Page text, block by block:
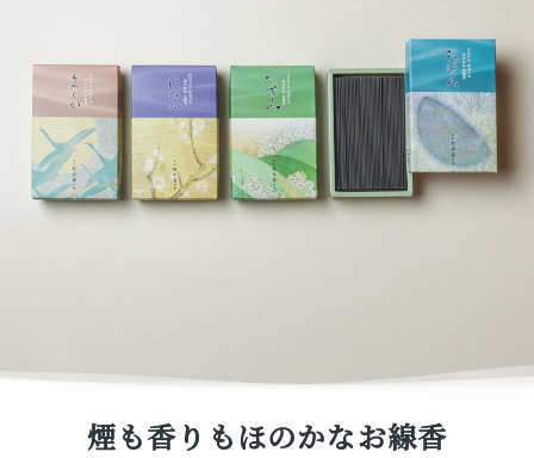
煙も香りもほのかなお線香